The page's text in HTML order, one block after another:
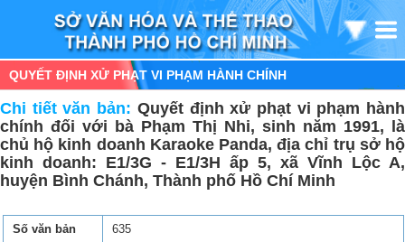
QUYẾT ĐỊNH XỬ PHẠT VI PHẠM HÀNH CHÍNH
Chi tiết văn bản: Quyết định xử phạt vi phạm hành
chính đối với bà Phạm Thị Nhi, sinh năm 1991, là
chủ hộ kinh doanh Karaoke Panda, địa chỉ trụ sở hộ
kinh doanh: E1/3G - E1/3H ấp 5, xã Vĩnh Lộc A,
huyện Bình Chánh, Thành phố Hồ Chí Minh
Số văn bản
635